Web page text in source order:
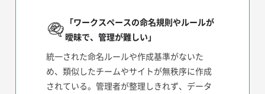
「ワークスペースの命名規則やルールが
曖昧で、管理が難しい」
統一された命名ルールや作成基準がないた
め、類似したチームやサイトが無秩序に作成
されている。管理者が整理しきれず、データ